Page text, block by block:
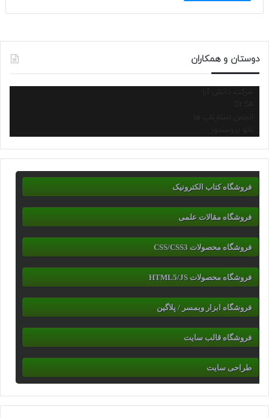
دوستان و همکاران
شرکت دانش آرا
انجمن استارتاپ ها
نانو پروسسور
فروشگاه کتاب الکترونیک
فروشگاه مقالات علمی
فروشگاه محصولات CSS/CSS3
فروشگاه محصولات HTML5/JS
فروشگاه ابزار وبمسر / پلاگین
فروشگاه قالب سایت
طراحی سایت